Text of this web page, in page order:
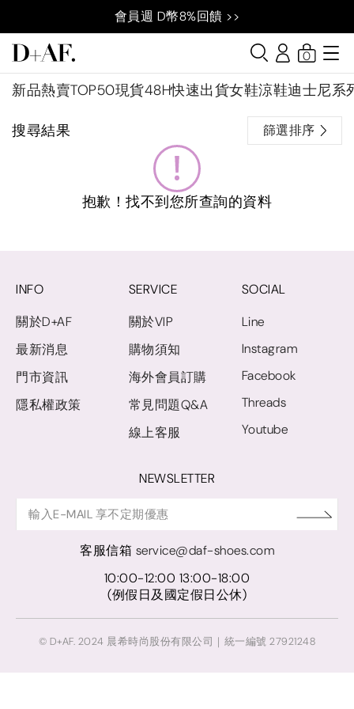
會員週 D幣8%回饋 >>
新品熱賣TOP50現貨48H快速出貨女鞋涼鞋迪士尼系
0
搜尋結果 篩選排序
抱歉！找不到您所查詢的資料
INFO
關於D+AF
最新消息
門市資訊
隱私權政策
SERVICE
關於VIP
購物須知
海外會員訂購
常見問題Q&A
線上客服
SOCIAL
Line
Instagram
Facebook
Threads
Youtube
NEWSLETTER
客服信箱 service@daf-shoes.com
10:00-12:00 13:00-18:00
(例假日及國定假日公休)
© D+AF. 2024 晨希時尚股份有限公司｜統一編號 27921248